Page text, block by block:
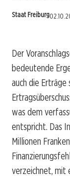
Staat Freiburg
Der
bedeutende
auch die Erträge
was dem
entspricht. Das
Millionen
verzeichnet, mit